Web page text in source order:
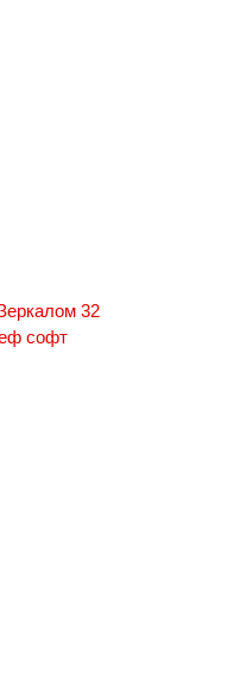
32
софт